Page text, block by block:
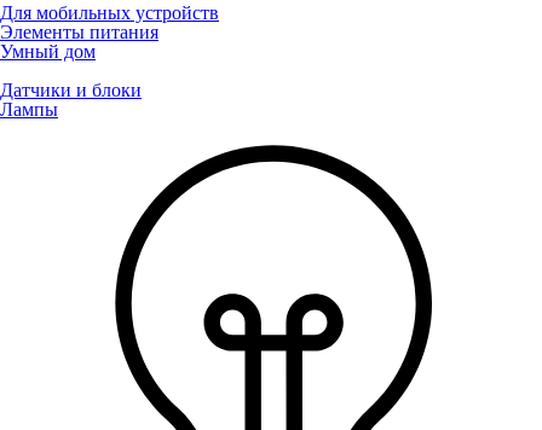
Для мобильных устройств
Элементы питания
Умный дом
Датчики и блоки
Лампы